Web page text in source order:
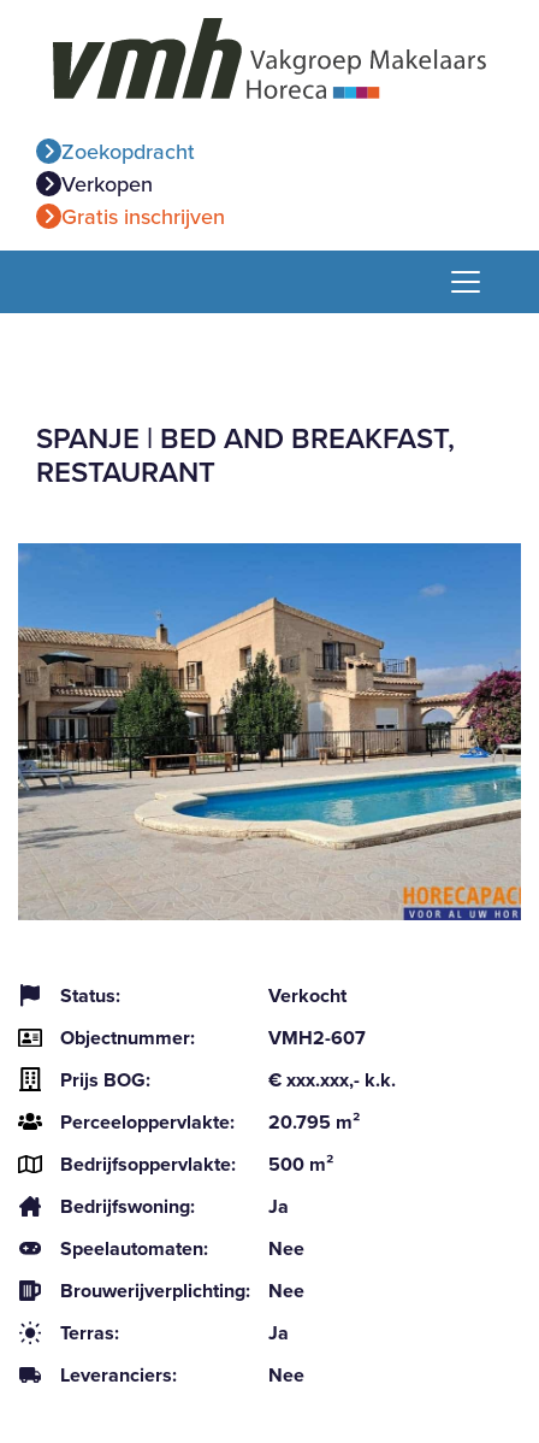
Zoekopdracht
Verkopen
Gratis inschrijven
SPANJE | BED AND BREAKFAST,
RESTAURANT
Status:
Verkocht
Objectnummer:
VMH2-607
Prijs BOG:
€ xxx.xxx,- k.k.
Perceeloppervlakte:
20.795 m²
Bedrijfsoppervlakte:
500 m²
Bedrijfswoning:
Ja
Speelautomaten:
Nee
Brouwerijverplichting:
Nee
Terras:
Ja
Leveranciers:
Nee